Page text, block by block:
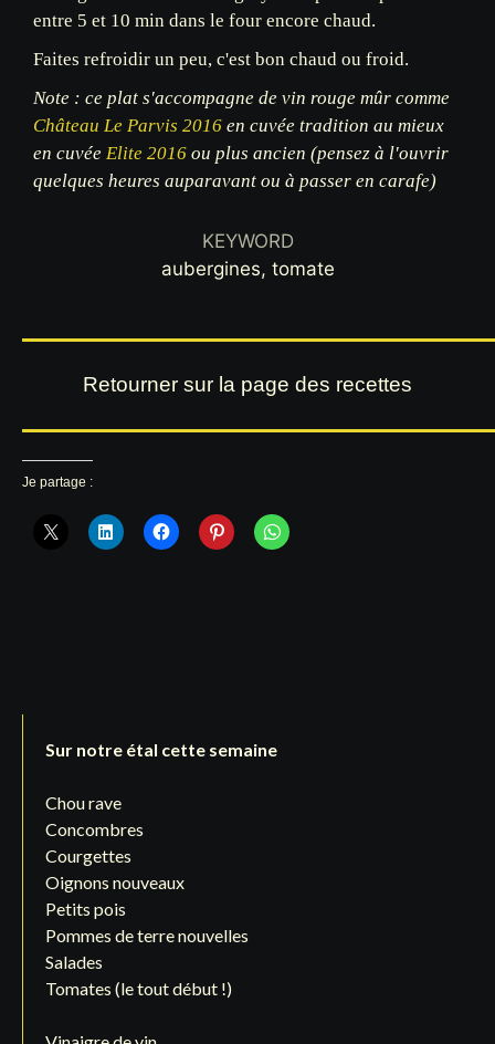
entre 5 et 10 min dans le four encore chaud.
Faites refroidir un peu, c'est bon chaud ou froid.
Note : ce plat s'accompagne de vin rouge mûr comme
Château Le Parvis 2016 en cuvée tradition au mieux
en cuvée Elite 2016 ou plus ancien (pensez à l'ouvrir
quelques heures auparavant ou à passer en carafe)
KEYWORD
aubergines, tomate
Retourner sur la page des recettes
Je partage :
Sur notre étal cette semaine
Chou rave
Concombres
Courgettes
Oignons nouveaux
Petits pois
Pommes de terre nouvelles
Salades
Tomates (le tout début !)